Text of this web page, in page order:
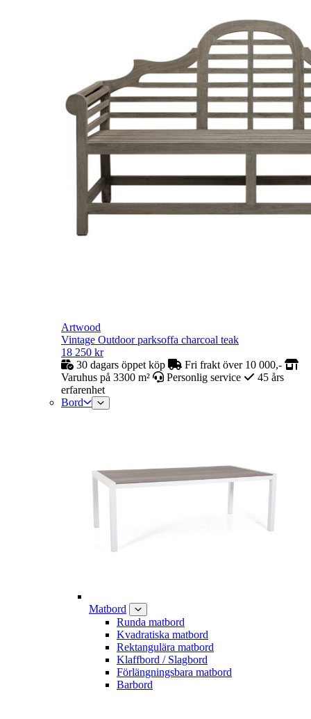
Artwood
Vintage Outdoor parksoffa charcoal teak
18 250 kr
30 dagars öppet köp
Fri frakt över 10 000,-
Varuhus på 3300 m²
Personlig service
45 års
erfarenhet
Bord
Matbord
Runda matbord
Kvadratiska matbord
Rektangulära matbord
Klaffbord / Slagbord
Förlängningsbara matbord
Barbord